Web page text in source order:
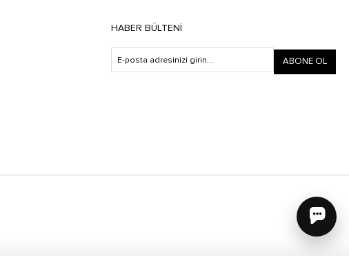
HABER BÜLTENI
ABONE OL